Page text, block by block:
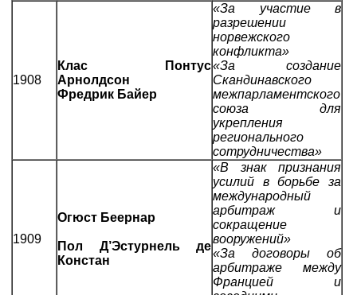
1908
Клас Понтус
Арнолдсон
Фредрик Байер
«За участие в
разрешении
норвежского
конфликта»
«За создание
Скандинавского
межпарламентского
союза для
укрепления
регионального
сотрудничества»
1909
Огюст Беернар
Пол Д’Эстурнель де
Констан
«В знак признания
усилий в борьбе за
международный
арбитраж и
сокращение
вооружений»
«За договоры об
арбитраже между
Францией и